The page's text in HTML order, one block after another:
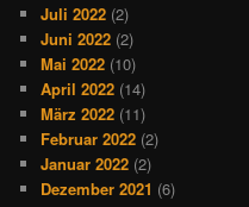
Juli 2022 (2)
Juni 2022 (2)
Mai 2022 (10)
April 2022 (14)
März 2022 (11)
Februar 2022 (2)
Januar 2022 (2)
Dezember 2021 (6)